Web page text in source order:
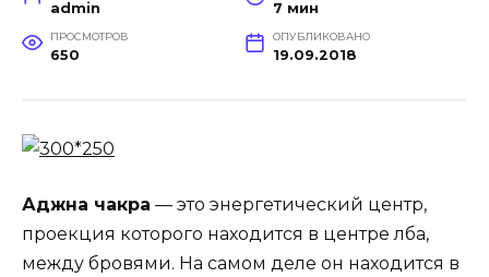
admin 7 мин
ПРОСМОТРОВ
650
ОПУБЛИКОВАНО
19.09.2018
Аджна чакра — это энергетический центр,
проекция которого находится в центре лба,
между бровями. На самом деле он находится в